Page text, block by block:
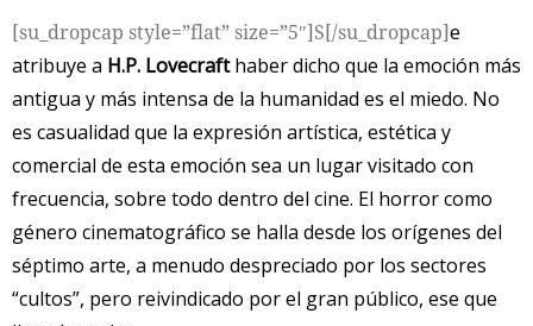
[su_dropcap style=”flat” size=”5″]S[/su_dropcap]e
atribuye a H.P. Lovecrafthaber dicho que la emoción más
antigua y más intensa de la humanidad es el miedo. No
es casualidad que la expresión artística, estética y
comercial de esta emoción sea un lugar visitado con
frecuencia, sobre todo dentro del cine. El horror como
género cinematográfico se halla desde los orígenes del
séptimo arte, a menudo despreciado por los sectores
“cultos”, pero reivindicado por el gran público, ese que